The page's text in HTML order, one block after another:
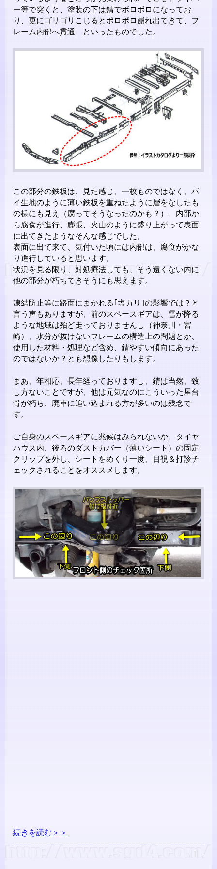
ー等で突くと、塗装の下は錆でボロボロになってお
り、更にゴリゴリこじるとポロポロ崩れ出てきて、フ
レーム内部へ貫通、といったものでした。
この部分の鉄板は、見た感じ、一枚ものではなく、パ
イ生地のように薄い鉄板を重ねたように層をなしたも
の様にも見え（腐ってそうなったのかも？）、内部か
ら腐食が進行、膨張、火山のように盛り上がって表面
に出てきたようなそんな感じでした。
表面に出て来て、気付いた頃には内部は、腐食がかな
り進行していると思います。
状況を見る限り、対処療法しても、そう遠くない内に
他の部分が朽ちてきそうにも思えます。
凍結防止等に路面にまかれる｢塩カリ｣の影響では？と
言う声もありますが、前のスペースギアは、雪が降る
ような地域は殆ど走っておりませんし（神奈川・宮
崎）、水分が抜けないフレームの構造上の問題とか、
使用した材料・処理など含め、錆やすい傾向にあった
のではないか？とも想像したりもします。
まあ、年相応、長年経っておりますし、錆は当然、致
し方ないことですが、他は元気なのにこういった屋台
骨が朽ち、廃車に追い込まれる方が多いのは残念で
す。
ご自身のスペースギアに兆候はみられないか、タイヤ
ハウス内、後ろのダストカバー（薄いシート）の固定
クリップを外し、シートをめくり一度、目視＆打診チ
ェックされることをオススメします。
続きを読む＞＞
- | -